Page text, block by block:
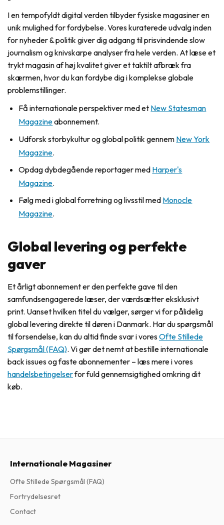
I en tempofyldt digital verden tilbyder fysiske magasiner en
unik mulighed for fordybelse. Vores kuraterede udvalg inden
for nyheder & politik giver dig adgang til prisvindende slow
journalism og knivskarpe analyser fra hele verden. At læse et
trykt magasin af høj kvalitet giver et taktilt afbræk fra
skærmen, hvor du kan fordybe dig i komplekse globale
problemstillinger.
Få internationale perspektiver med et New Statesman
Magazineabonnement.
Udforsk storbykultur og global politik gennem New York
Magazine.
Opdag dybdegående reportager med Harper's
Magazine.
Følg med i global forretning og livsstil med Monocle
Magazine.
Global levering og perfekte
gaver
Et årligt abonnement er den perfekte gave til den
samfundsengagerede læser, der værdsætter eksklusivt
print. Uanset hvilken titel du vælger, sørger vi for pålidelig
global levering direkte til døren i Danmark. Har du spørgsmål
til forsendelse, kan du altid finde svar i voresOfte Stillede
Spørgsmål (FAQ). Vi gør det nemt at bestille internationale
back issues og faste abonnementer – læs mere i vores
handelsbetingelserfor fuld gennemsigtighed omkring dit
køb.
Internationale Magasiner
Ofte Stillede Spørgsmål (FAQ)
Fortrydelsesret
Contact